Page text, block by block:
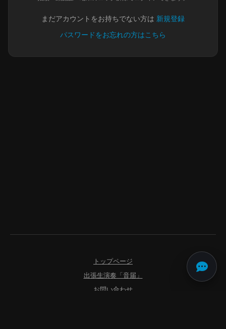
まだアカウントをお持ちでない方は 新規登録
パスワードをお忘れの方はこちら
トップページ
出張生演奏「音届」
お問い合わせ